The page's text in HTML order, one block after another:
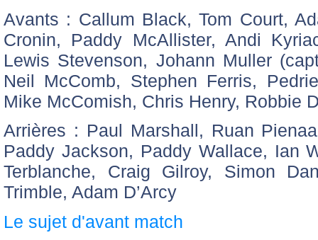
Avants : Callum Black, Tom Court,
Cronin, Paddy McAllister, Andi
Lewis Stevenson, Johann Muller
Neil McComb, Stephen Ferris,
Mike McComish, Chris Henry, Robbie
Arrières : Paul Marshall, Ruan
Paddy Jackson, Paddy Wallace, Ian
Terblanche, Craig Gilroy, Simon
Trimble, Adam D’Arcy
Le sujet d'avant match